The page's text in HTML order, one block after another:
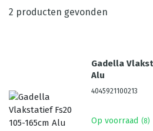
2 producten gevonden
Gadella
Alu
4045921100213
Op voorraad (8)